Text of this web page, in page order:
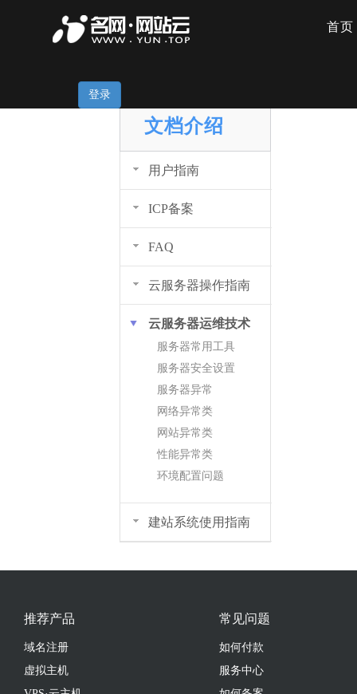
首页
登录
文档介绍
用户指南
ICP备案
FAQ
云服务器操作指南
云服务器运维技术
服务器常用工具
服务器安全设置
服务器异常
网络异常类
网站异常类
性能异常类
环境配置问题
建站系统使用指南
推荐产品
域名注册
虚拟主机
常见问题
如何付款
服务中心